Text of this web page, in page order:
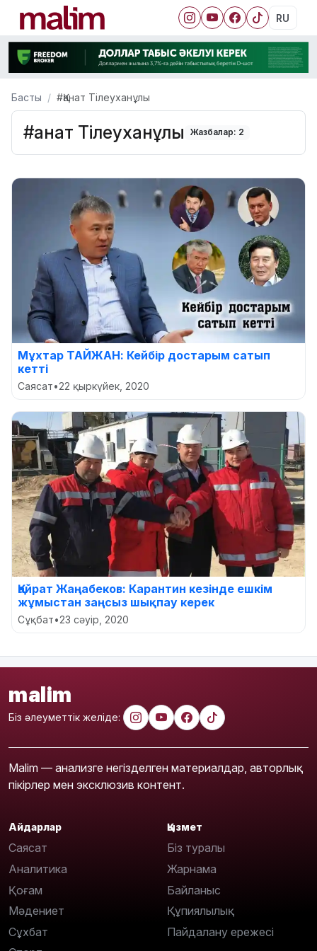
RU
Басты #Қанат Тілеуханұлы
#Қанат Тілеуханұлы Жазбалар: 2
Мұхтар ТАЙЖАН: Кейбір достарым сатып
кетті
Саясат•22 қыркүйек, 2020
Қайрат Жаңабеков: Карантин кезінде ешкім
жұмыстан заңсыз шықпау керек
Сұқбат•23 сәуір, 2020
malim
Біз әлеуметтік желіде:
Malim — анализге негізделген материалдар, авторлық
пікірлер мен эксклюзив контент.
Айдарлар
Саясат
Аналитика
Қоғам
Мәдениет
Сұхбат
Қызмет
Біз туралы
Жарнама
Байланыс
Құпиялылық
Пайдалану ережесі